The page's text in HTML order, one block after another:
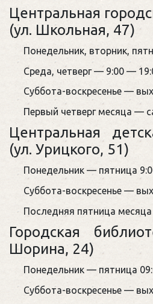
Центральная
(ул. Школьная, 47)
Понедельник, вторник,
Среда, четверг — 9:00 —
Суббота-воскресенье —
Первый четверг месяца —
Центральная
(ул. Урицкого, 51)
Понедельник — пятница
Суббота-воскресенье —
Последняя пятница
Городская
Шорина, 24)
Понедельник — пятница
Суббота-воскресенье —